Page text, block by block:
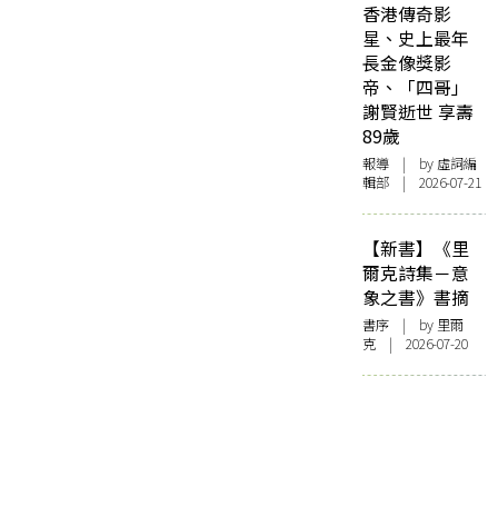
香港傳奇影
星、史上最年
長金像獎影
帝、「四哥」
謝賢逝世 享壽
89歲
報導 | by 虛詞編
輯部 | 2026-07-21
【新書】《里
爾克詩集－意
象之書》書摘
書序 | by 里爾
克 | 2026-07-20